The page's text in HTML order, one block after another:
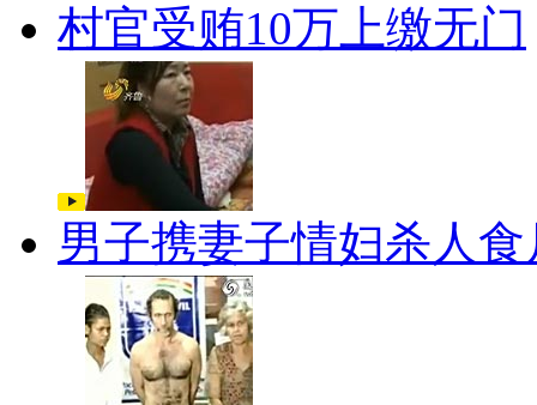
村官受贿10万上缴无门
男子携妻子情妇杀人食